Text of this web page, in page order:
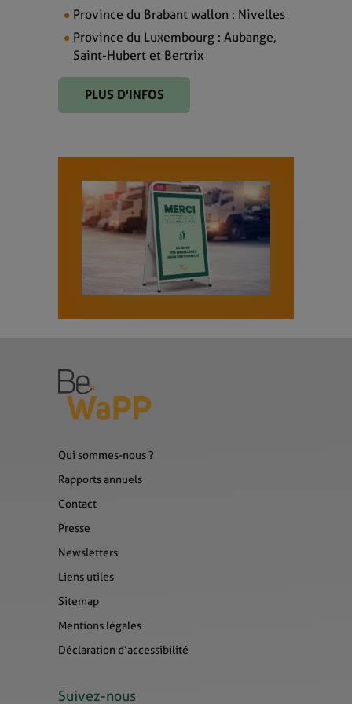
Province du Brabant wallon : Nivelles
Province du Luxembourg : Aubange,
Saint-Hubert et Bertrix
PLUS D'INFOS
Qui sommes-nous ?
Rapports annuels
Contact
Presse
Newsletters
Liens utiles
Sitemap
Mentions légales
Déclaration d’accessibilité
Suivez-nous